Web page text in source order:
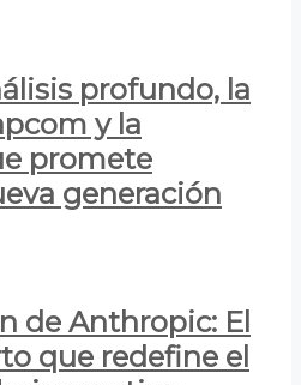
profundo, la
y la
promete
generación
de Anthropic: El
que redefine el